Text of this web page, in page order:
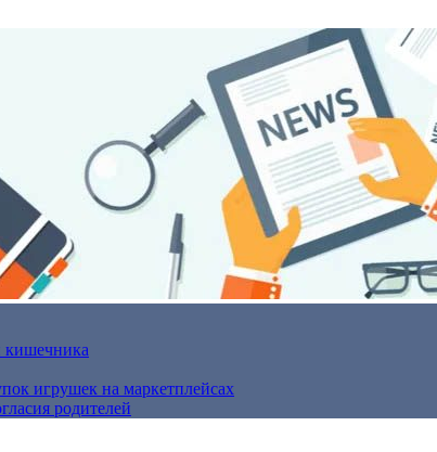
кишечника
игрушек на маркетплейсах
родителей